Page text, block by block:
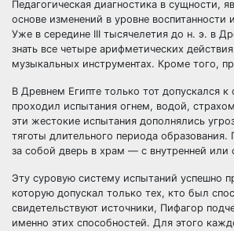
Педагогическая диагностика в сущности,
основе изменений в уровне
Уже в середине III тысячелетия до н. э. в
знать все четыре арифметических
музыкальных инструментах. Кроме того,
В Древнем Египте только тот допускался
проходил испытания огнем, водой,
эти жестокие испытания дополнялись
тяготы длительного периода
за собой дверь в храм — с внутренней или
Эту суровую систему испытаний успешно
которую допускал только тех, кто был
свидетельствуют источники, Пифагор
именно этих способностей. Для этого